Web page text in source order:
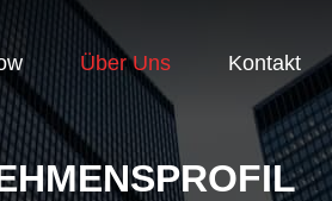
Über Uns Kontakt